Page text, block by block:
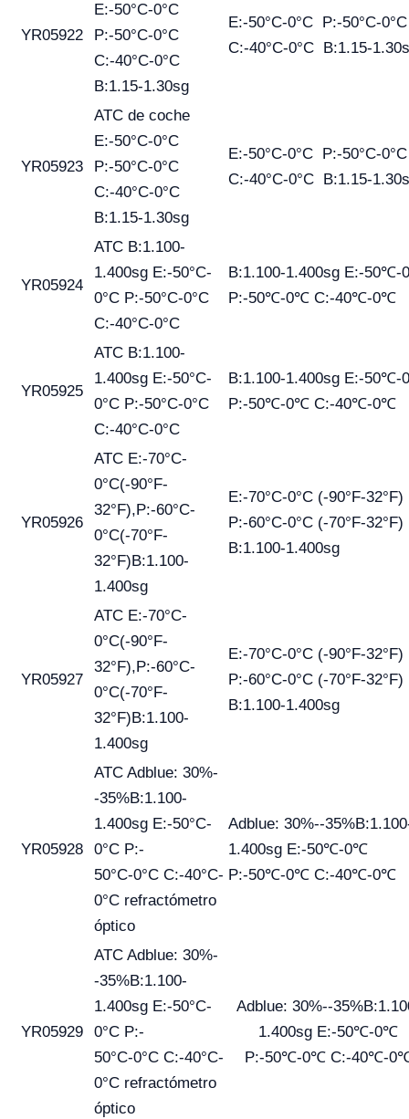
YR05922
E:-50°C-0°C
P:-50°C-0°C
C:-40°C-0°C
B:1.15-1.30sg
E:-50°C-0°C P:-50°C-
C:-40°C-0°C B:1.15-
YR05923
ATC de coche
E:-50°C-0°C
P:-50°C-0°C
C:-40°C-0°C
B:1.15-1.30sg
E:-50°C-0°C P:-50°C-
C:-40°C-0°C B:1.15-
YR05924
ATC B:1.100-
1.400sg E:-50°C-
0°C P:-50°C-0°C
C:-40°C-0°C
B:1.100-1.400sg E:-
P:-50℃-0℃ C:-40℃-0℃
YR05925
ATC B:1.100-
1.400sg E:-50°C-
0°C P:-50°C-0°C
C:-40°C-0°C
B:1.100-1.400sg E:-
P:-50℃-0℃ C:-40℃-0℃
YR05926
ATC E:-70°C-
0°C(-90°F-
32°F),P:-60°C-
0°C(-70°F-
32°F)B:1.100-
1.400sg
E:-70°C-0°C (-90°F-32°F)
P:-60°C-0°C (-70°F-32°F)
B:1.100-1.400sg
YR05927
ATC E:-70°C-
0°C(-90°F-
32°F),P:-60°C-
0°C(-70°F-
32°F)B:1.100-
1.400sg
E:-70°C-0°C (-90°F-32°F)
P:-60°C-0°C (-70°F-32°F)
B:1.100-1.400sg
YR05928
ATC Adblue: 30%-
-35%B:1.100-
1.400sg E:-50°C-
0°C P:-
50°C-0°C C:-40°C-
0°C refractómetro
óptico
Adblue: 30%--
1.400sg E:-50℃-0℃
P:-50℃-0℃ C:-40℃-0℃
YR05929
ATC Adblue: 30%-
-35%B:1.100-
1.400sg E:-50°C-
0°C P:-
50°C-0°C C:-40°C-
0°C refractómetro
óptico
Adblue: 30%--
1.400sg E:-50℃-0℃
P:-50℃-0℃ C:-40℃-